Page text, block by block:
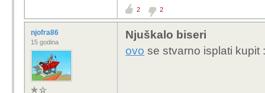
2 2
njofra86
15 godina
Njuškalo biseri
ovo se stvarno isplati kupit